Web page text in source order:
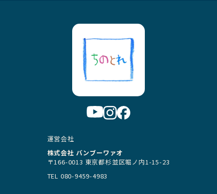
運営会社
株式会社 バンブーワァオ
〒166-0013 東京都杉並区堀ノ内1-15-23
TEL 080-9459-4983